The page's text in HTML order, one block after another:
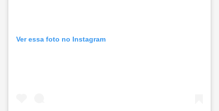
Ver essa foto no Instagram